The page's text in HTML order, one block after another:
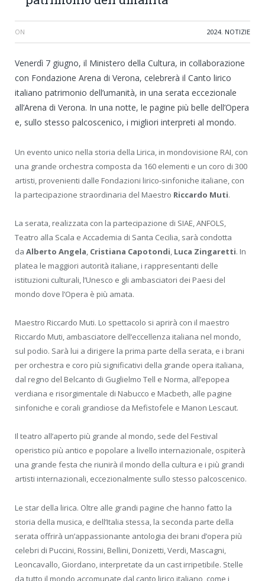
ON 2024, NOTIZIE
Venerdì 7 giugno, il Ministero della Cultura, in collaborazione
con Fondazione Arena di Verona, celebrerà il Canto lirico
italiano patrimonio dell’umanità, in una serata eccezionale
all’Arena di Verona. In una notte, le pagine più belle dell’Opera
e, sullo stesso palcoscenico, i migliori interpreti al mondo.
Un evento unico nella storia della Lirica, in mondovisione RAI, con
una grande orchestra composta da 160 elementi e un coro di 300
artisti, provenienti dalle Fondazioni lirico-sinfoniche italiane, con
la partecipazione straordinaria del Maestro Riccardo Muti.
La serata, realizzata con la partecipazione di SIAE, ANFOLS,
Teatro alla Scala e Accademia di Santa Cecilia, sarà condotta
da Alberto Angela, Cristiana Capotondi, Luca Zingaretti. In
platea le maggiori autorità italiane, i rappresentanti delle
istituzioni culturali, l’Unesco e gli ambasciatori dei Paesi del
mondo dove l’Opera è più amata.
Maestro Riccardo Muti. Lo spettacolo si aprirà con il maestro
Riccardo Muti, ambasciatore dell’eccellenza italiana nel mondo,
sul podio. Sarà lui a dirigere la prima parte della serata, e i brani
per orchestra e coro più significativi della grande opera italiana,
dal regno del Belcanto di Guglielmo Tell e Norma, all’epopea
verdiana e risorgimentale di Nabucco e Macbeth, alle pagine
sinfoniche e corali grandiose da Mefistofele e Manon Lescaut.
Il teatro all’aperto più grande al mondo, sede del Festival
operistico più antico e popolare a livello internazionale, ospiterà
una grande festa che riunirà il mondo della cultura e i più grandi
artisti internazionali, eccezionalmente sullo stesso palcoscenico.
Le star della lirica. Oltre alle grandi pagine che hanno fatto la
storia della musica, e dell’Italia stessa, la seconda parte della
serata offrirà un’appassionante antologia dei brani d’opera più
celebri di Puccini, Rossini, Bellini, Donizetti, Verdi, Mascagni,
Leoncavallo, Giordano, interpretate da un cast irripetibile. Stelle
da tutto il mondo accomunate dal canto lirico italiano, come i